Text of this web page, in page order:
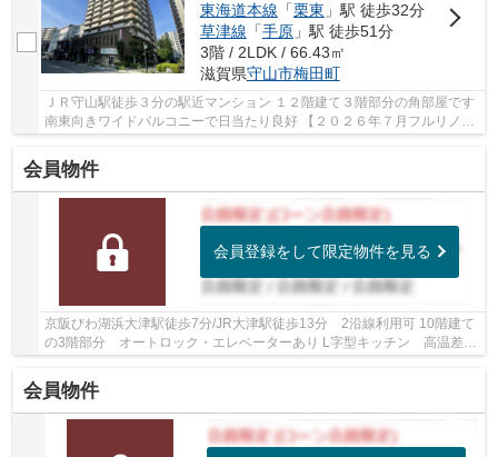
東海道本線 「栗東 」駅 徒歩32分
草津線 「手原」駅 徒歩51分
3階 / 2LDK / 66.43㎡
滋賀県守山市梅田町
ＪＲ守山駅徒歩３分の駅近マンション １２階建て３階部分の角部屋です
南東向きワイドバルコニーで日当たり良好 【２０２６年７月フルリノベ
会員物件
会員登録をして限定物件を見る
京阪びわ湖浜大津駅徒歩7分/JR大津駅徒歩13分 2沿線利用可 10階建て
の3階部分 オートロック・エレベーターあり L字型キッチン 高温差湯
会員物件